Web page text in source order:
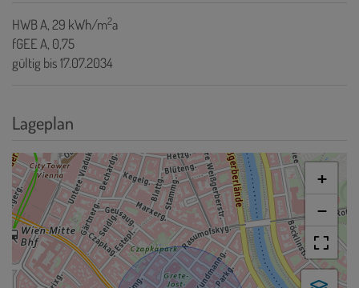
HWBA, 29 kWh/m2a
fGEEA, 0,75
gültig bis17.07.2034
Lageplan
+
−